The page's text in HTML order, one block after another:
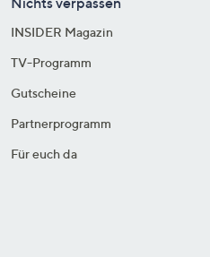
INSIDER Magazin
TV-Programm
Gutscheine
Partnerprogramm
Für euch da